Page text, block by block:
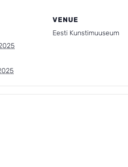
VENUE
Eesti Kunstimuuseum